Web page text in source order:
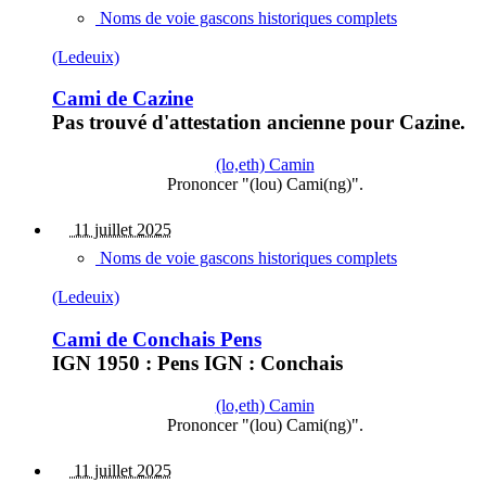
Noms de voie gascons historiques complets
(Ledeuix)
Cami de Cazine
Pas trouvé d'attestation ancienne pour Cazine.
(lo,eth) Camin
Prononcer "(lou) Cami(ng)".
11 juillet 2025
Noms de voie gascons historiques complets
(Ledeuix)
Cami de Conchais Pens
IGN 1950 : Pens IGN : Conchais
(lo,eth) Camin
Prononcer "(lou) Cami(ng)".
11 juillet 2025